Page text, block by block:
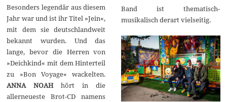
Besonders legendär aus diesem
Jahr war und ist ihr Titel »Jein«,
mit dem sie deutschlandweit
bekannt wurden. Und das
lange, bevor die Herren von
»Deichkind« mit dem Hinterteil
zu »Bon Voyage« wackelten.
ANNA NOAHhört in die
allerneueste Brot-CD namens
Band ist thematisch-
musikalisch derart vielseitig.